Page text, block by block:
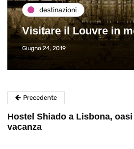
destinazioni
Visitare il Louvre in
Giugno 24, 2019
Precedente
Hostel Shiado a Lisbona,
vacanza